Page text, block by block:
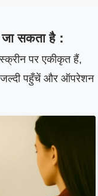
सकता है：
पर एकीकृत हैं,
पहुँचें और ऑपरेशन